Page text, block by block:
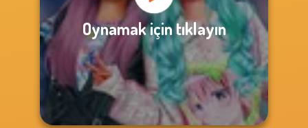
Oynamak için tıklayın